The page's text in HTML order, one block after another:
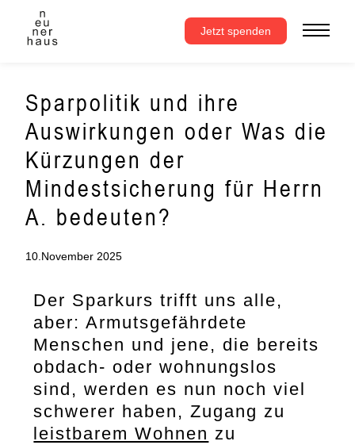
springen
Jetzt spenden
Sparpolitik und ihre
Auswirkungen oder Was die
Kürzungen der
Mindestsicherung für Herrn
A. bedeuten?
10.November 2025
Der Sparkurs trifft uns alle,
aber: Armutsgefährdete
Menschen und jene, die bereits
obdach- oder wohnungslos
sind, werden es nun noch viel
schwerer haben, Zugang zu
leistbarem Wohnen zu